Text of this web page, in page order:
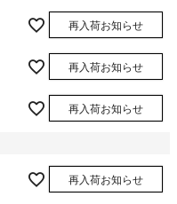
再入荷お知らせ
再入荷お知らせ
再入荷お知らせ
再入荷お知らせ